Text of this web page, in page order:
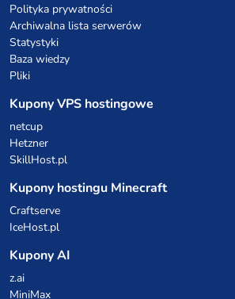
Polityka prywatności
Archiwalna lista serwerów
Statystyki
Baza wiedzy
Pliki
Kupony VPS hostingowe
netcup
Hetzner
SkillHost.pl
Kupony hostingu Minecraft
Craftserve
IceHost.pl
Kupony AI
z.ai
MiniMax